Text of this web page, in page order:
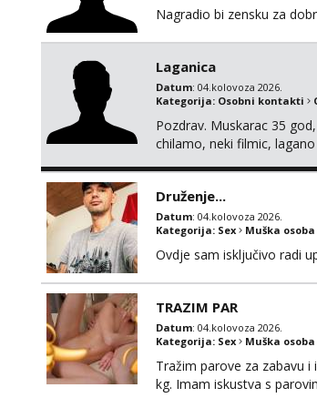
Nagradio bi zensku za
Laganica
Datum: 04.kolovoza 2026.
Kategorija: Osobni kontakti
Pozdrav. Muskarac 35
chilamo, neki filmic,
Druženje...
Datum: 04.kolovoza 2026.
Kategorija: Sex Muška
Ovdje sam isključivo radi
TRAZIM PAR
Datum: 04.kolovoza 2026.
Kategorija: Sex Muška
Tražim parove za zabavu i
kg. Imam iskustva s